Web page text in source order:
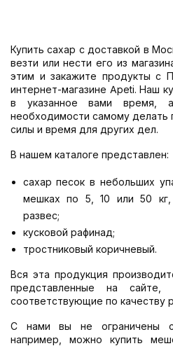
Купить сахар с доставкой в
везти или нести его из
этим и закажите продукты с
интернет-магазине Apeti. Наш
в указанное вами время,
необходимости самому делать
силы и время для других дел.
В нашем каталоге представлен:
сахар песок в небольших
мешках по 5, 10 или 50
развес;
кусковой рафинад;
тростниковый коричневый.
Вся эта продукция
представленные на сайте,
соответствующие по качеству
С нами вы не ограничены
например, можно купить